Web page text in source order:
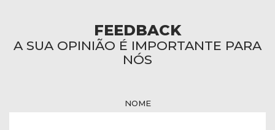
FEEDBACK
A SUA OPINIÃO É IMPORTANTE PARA
NÓS
NOME